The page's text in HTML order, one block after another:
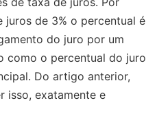
juros de 3% o percentual é
do juro por um
como o percentual do juro
Do artigo anterior,
isso, exatamente e